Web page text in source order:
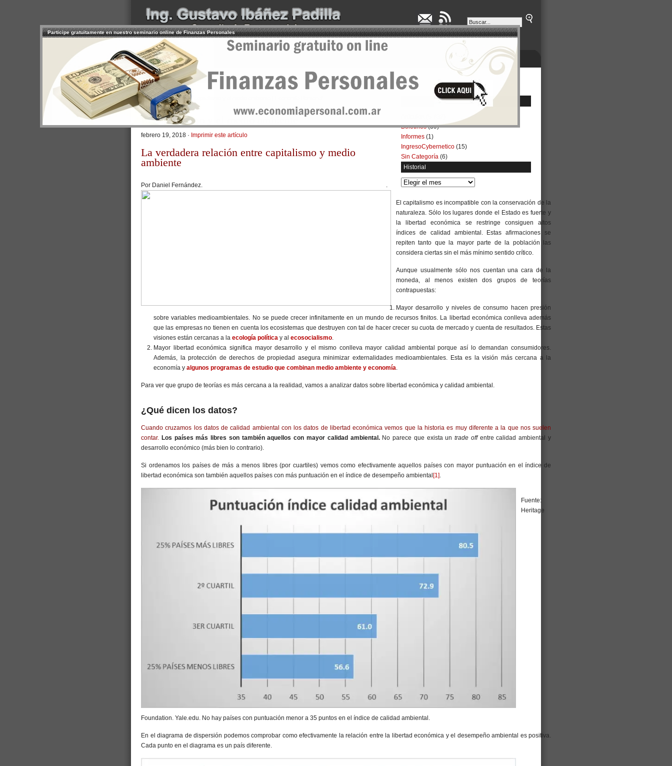
INICIO SERVICIOS BOLETINES NEGOCIOS
CONTACTO USUARIO
>Inicio/Artículos / El capitalismo y el medio ambiente | Economía Personal
El capitalismo y el medio ambiente
febrero 19, 2018 · Imprimir este artículo
La verdadera relación entre capitalismo y medio
ambiente
Por Daniel Fernández. .
El capitalismo es incompatible con la conservación de la
naturaleza. Sólo los lugares donde el Estado es fuerte y
la libertad económica se restringe consiguen altos
índices de calidad ambiental. Estas afirmaciones se
repiten tanto que la mayor parte de la población las
considera ciertas sin el más mínimo sentido crítico.
Aunque usualmente sólo nos cuentan una cara de la
moneda, al menos existen dos grupos de teorías
contrapuestas:
Mayor desarrollo y niveles de consumo hacen presión
sobre variables medioambientales. No se puede crecer infinitamente en un mundo de recursos finitos. La libertad económica conlleva además
que las empresas no tienen en cuenta los ecosistemas que destruyen con tal de hacer crecer su cuota de mercado y cuenta de resultados. Estas
visiones están cercanas a la ecología política y al ecosocialismo.
Mayor libertad económica significa mayor desarrollo y el mismo conlleva mayor calidad ambiental porque así lo demandan consumidores.
Además, la protección de derechos de propiedad asegura minimizar externalidades medioambientales. Esta es la visión más cercana a la
economía y algunos programas de estudio que combinan medio ambiente y economía.
Para ver que grupo de teorías es más cercana a la realidad, vamos a analizar datos sobre libertad económica y calidad ambiental.
¿Qué dicen los datos?
Cuando cruzamos los datos de calidad ambiental con los datos de libertad económica vemos que la historia es muy diferente a la que nos suelen
contar. Los países más libres son también aquellos con mayor calidad ambiental.No parece que exista untrade off entre calidad ambiental y
desarrollo económico (más bien lo contrario).
Si ordenamos los países de más a menos libres (por cuartiles) vemos como efectivamente aquellos países con mayor puntuación en el índice de
libertad económica son también aquellos países con más puntuación en el índice de desempeño ambiental[1].
Fuente:
Heritage
Foundation. Yale.edu. No hay países con puntuación menor a 35 puntos en el índice de calidad ambiental.
En el diagrama de dispersión podemos comprobar como efectivamente la relación entre la libertad económica y el desempeño ambiental es positiva.
Cada punto en el diagrama es un país diferente.
Participe gratuitamente en nuestro seminario online de Finanzas Personales
Boletines(39)
Informes (1)
IngresoCybernetico (15)
Sin Categoría (6)
Historial
Historial